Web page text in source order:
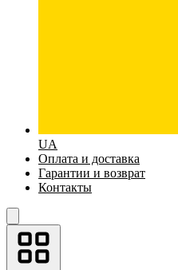
UA
Оплата и доставка
Гарантии и возврат
Контакты